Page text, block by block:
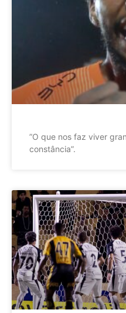
”O que nos faz viver
constância”.